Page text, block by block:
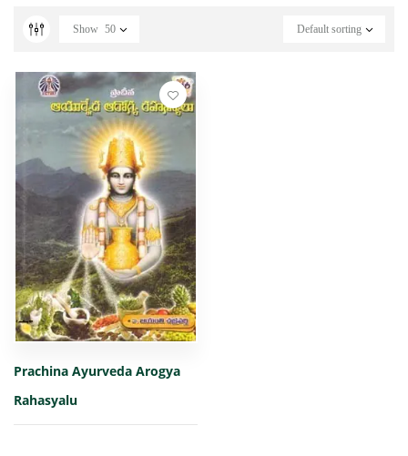
Default sorting
Show 50
Prachina Ayurveda Arogya
Rahasyalu